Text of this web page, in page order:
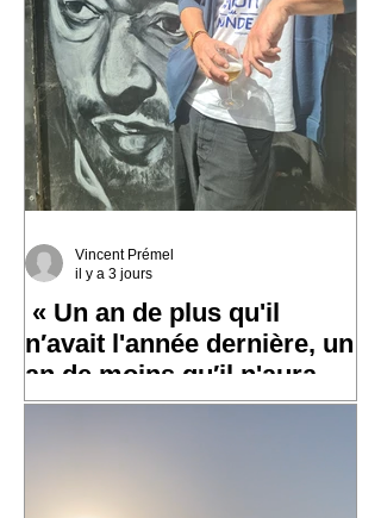
« Un an de plus qu'il
n′avait l'année dernière, un
an de moins qu′il n'aura
l′an prochain »
Vincent Prémel
il y a 3 jours